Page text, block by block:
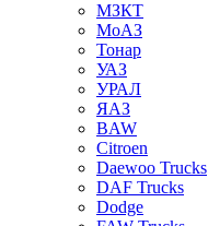
МЗКТ
МоАЗ
Тонар
УАЗ
УРАЛ
ЯАЗ
BAW
Citroen
Daewoo Trucks
DAF Trucks
Dodge